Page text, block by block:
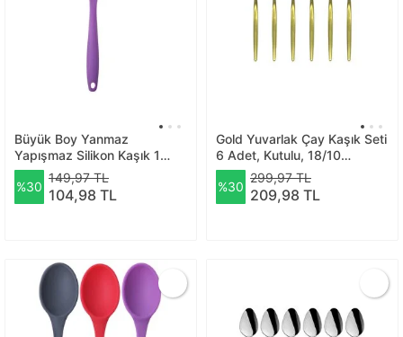
Büyük Boy Yanmaz
Yapışmaz Silikon Kaşık 1
Adet Mor Renk
%30
149,97 TL
104,98 TL
Gold Yuvarlak Çay Kaşık Seti
6 Adet, Kutulu, 18/10
Paslanmaz Çelik 6 Kişilik Çay
Kaşığı Seti 13 Cm
%30
299,97 TL
209,98 TL